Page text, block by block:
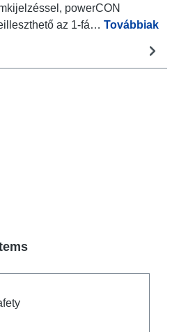
powerCON
az 1-fá… Továbbiak